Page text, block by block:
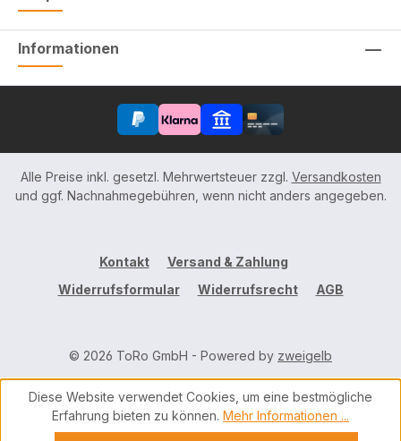
Informationen
Alle Preise inkl. gesetzl. Mehrwertsteuer zzgl. Versandkosten
und ggf. Nachnahmegebühren, wenn nicht anders angegeben.
Kontakt
Versand & Zahlung
Widerrufsformular
Widerrufsrecht AGB
© 2026 ToRo GmbH - Powered by zweigelb
Diese Website verwendet Cookies, um eine bestmögliche
Erfahrung bieten zu können. Mehr Informationen ...